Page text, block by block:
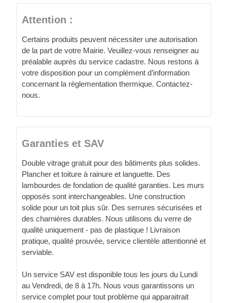
Attention :
Certains produits peuvent nécessiter une autorisation
de la part de votre Mairie. Veuillez-vous renseigner au
préalable auprès du service cadastre. Nous restons à
votre disposition pour un complément d’information
concernant la règlementation thermique. Contactez-
nous.
Garanties et SAV
Double vitrage gratuit pour des bâtiments plus solides.
Plancher et toiture à rainure et languette. Des
lambourdes de fondation de qualité garanties. Les murs
opposés sont interchangeables. Une construction
solide pour un toit plus sûr. Des serrures sécurisées et
des charnières durables. Nous utilisons du verre de
qualité uniquement - pas de plastique ! Livraison
pratique, qualité prouvée, service clientèle attentionné et
serviable.
Un service SAV est disponible tous les jours du Lundi
au Vendredi, de 8 à 17h. Nous vous garantissons un
service complet pour tout problème qui apparaitrait